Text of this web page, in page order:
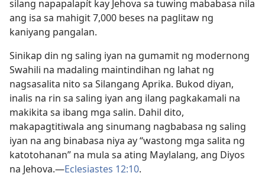
silang napapalapít kay Jehova sa tuwing mababasa nila
ang isa sa mahigit 7,000 beses na paglitaw ng
kaniyang pangalan.
Sinikap din ng saling iyan na gumamit ng modernong
Swahili na madaling maintindihan ng lahat ng
nagsasalita nito sa Silangang Aprika. Bukod diyan,
inalis na rin sa saling iyan ang ilang pagkakamali na
makikita sa ibang mga salin. Dahil dito,
makapagtitiwala ang sinumang nagbabasa ng saling
iyan na ang binabasa niya ay “wastong mga salita ng
katotohanan” na mula sa ating Maylalang, ang Diyos
na Jehova.​—Eclesiastes 12:10.